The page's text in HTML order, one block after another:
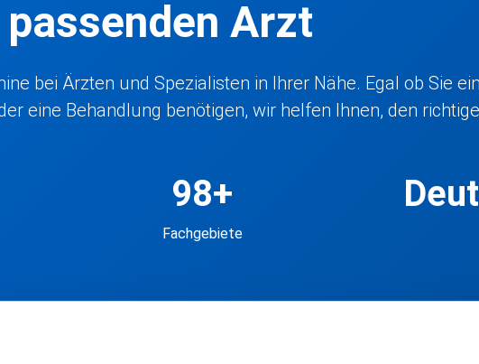
Arzt
bei Ärzten und Spezialisten in Ihrer Nähe. Egal ob Sie
eine Behandlung benötigen, wir helfen Ihnen, den
98+
Fachgebiete